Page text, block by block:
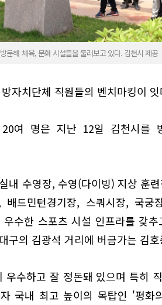
문해 체육, 문화 시설들을 둘러보고 있다. 김천시 제공
자치단체 직원들의 벤치마킹이
여 명은 지난 12일 김천시를
내 수영장, 수영(다이빙) 지상 훈
배드민턴경기장, 스쿼시장, 국
수한 스포츠 시설 인프라를 갖
구의 김광석 거리에 버금가는 김
우수하고 잘 정돈돼 있으며 특히
자 국내 최고 높이의 목탑인 '평